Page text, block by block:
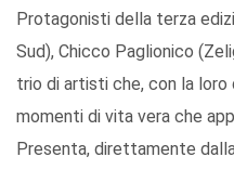
Protagonisti della terza
Sud), Chicco Paglionico
trio di artisti che, con la loro
momenti di vita vera che
Presenta, direttamente